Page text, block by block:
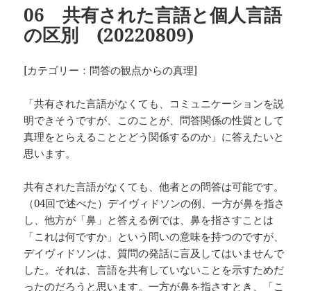
ー
06 共有された言語と個人言語
の区別 (20220809)
[カテゴリー：問答の観点からの真理]
「共有された言語がなくても、コミュニケーションを説
明できそうですが、このことが、問答関係の性質として
真理をとらえることとどう関係するのか」に答えたいと
思います。
共有された言語がなくても、他者との問答は可能です。
（04回で述べた）デイヴィドソンの例、一方が鼻を指さ
し、他方が「鼻」と答える例では、鼻を指さすことは
「これは何ですか」という問いの意味を持つのですが、
デイヴィドソンは、質問の発話に言及してはいませんで
した。それは、言語を共有していないことを示すためだ
ったのだろうと思います。一方が鼻を指さすとき、「こ